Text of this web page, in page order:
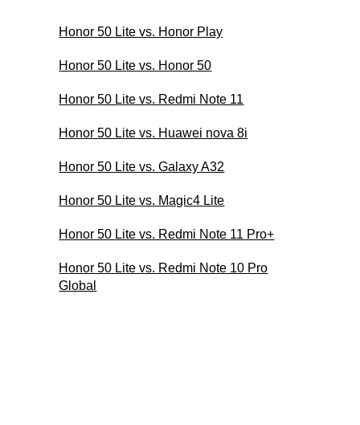
Honor 50 Lite vs. Honor Play
Honor 50 Lite vs. Honor 50
Honor 50 Lite vs. Redmi Note 11
Honor 50 Lite vs. Huawei nova 8i
Honor 50 Lite vs. Galaxy A32
Honor 50 Lite vs. Magic4 Lite
Honor 50 Lite vs. Redmi Note 11 Pro+
Honor 50 Lite vs. Redmi Note 10 Pro
Global